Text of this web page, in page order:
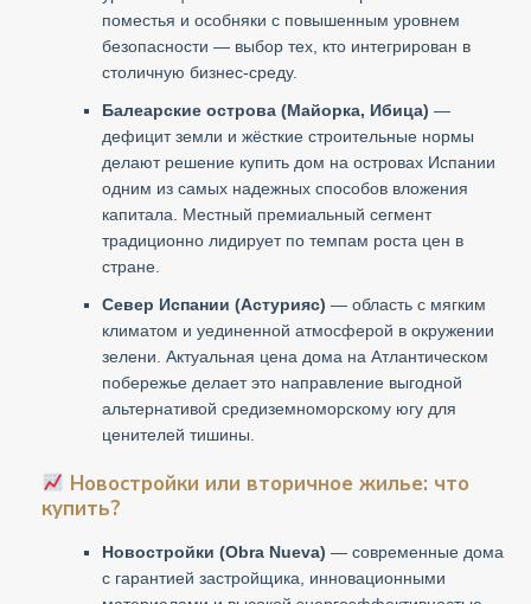
поместья и особняки с повышенным уровнем
безопасности — выбор тех, кто интегрирован в
столичную бизнес-среду.
Балеарские острова (Майорка, Ибица) —
дефицит земли и жёсткие строительные нормы
делают решение купить дом на островах Испании
одним из самых надежных способов вложения
капитала. Местный премиальный сегмент
традиционно лидирует по темпам роста цен в
стране.
Север Испании (Астурияс) — область с мягким
климатом и уединенной атмосферой в окружении
зелени. Актуальная цена дома на Атлантическом
побережье делает это направление выгодной
альтернативой средиземноморскому югу для
ценителей тишины.
Новостройки или вторичное жилье: что
купить?
Новостройки (Obra Nueva) — современные дома
с гарантией застройщика, инновационными